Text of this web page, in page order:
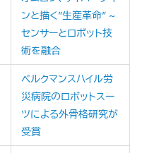
ンと描く”生産革命” ~
センサーとロボット技
術を融合
ベルクマンスハイル労
災病院のロボットスー
ツによる外骨格研究が
受賞